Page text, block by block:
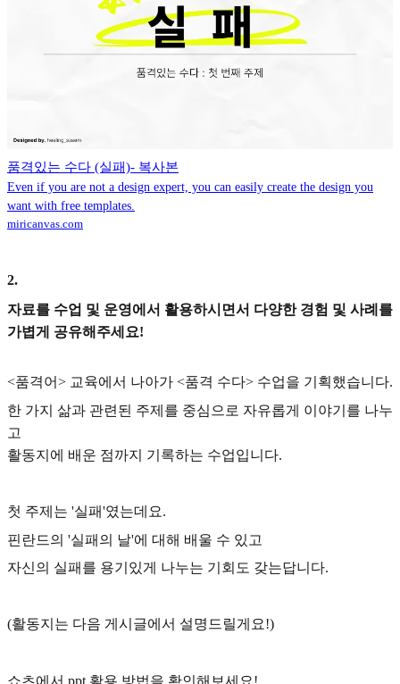
품격있는 수다 (실패)- 복사본
Even if you are not a design expert, you can easily create the design you
want with free templates.
miricanvas.com
2.
자료를 수업 및 운영에서 활용하시면서 다양한 경험 및 사례를
가볍게 공유해주세요!
<품격어> 교육에서 나아가 <품격 수다> 수업을 기획했습니다.
한 가지 삶과 관련된 주제를 중심으로 자유롭게 이야기를 나누
고
활동지에 배운 점까지 기록하는 수업입니다.
첫 주제는 '실패'였는데요.
핀란드의 '실패의 날'에 대해 배울 수 있고
자신의 실패를 용기있게 나누는 기회도 갖는답니다.
(활동지는 다음 게시글에서 설명드릴게요!)
쇼츠에서 ppt 활용 방법을 확인해보세요!